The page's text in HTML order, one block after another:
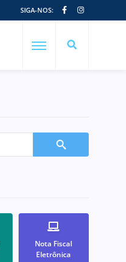
SIGA-NOS:
Nota Fiscal
Eletrônica